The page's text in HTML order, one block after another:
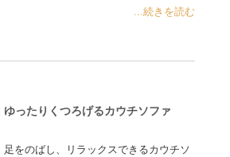
...続きを読む
ゆったりくつろげるカウチソファ
足をのばし、リラックスできるカウチソ